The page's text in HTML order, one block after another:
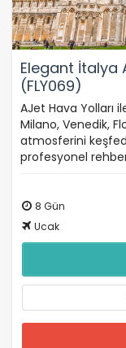
Elegant İtalya
(FLY069)
AJet Hava Yolları
Milano, Venedik,
atmosferini
profesyonel
8 Gün
Ucak